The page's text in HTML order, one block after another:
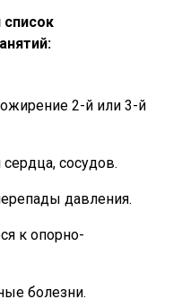
2-й или 3-й
сосудов.
давления.
к опорно-
болезни.